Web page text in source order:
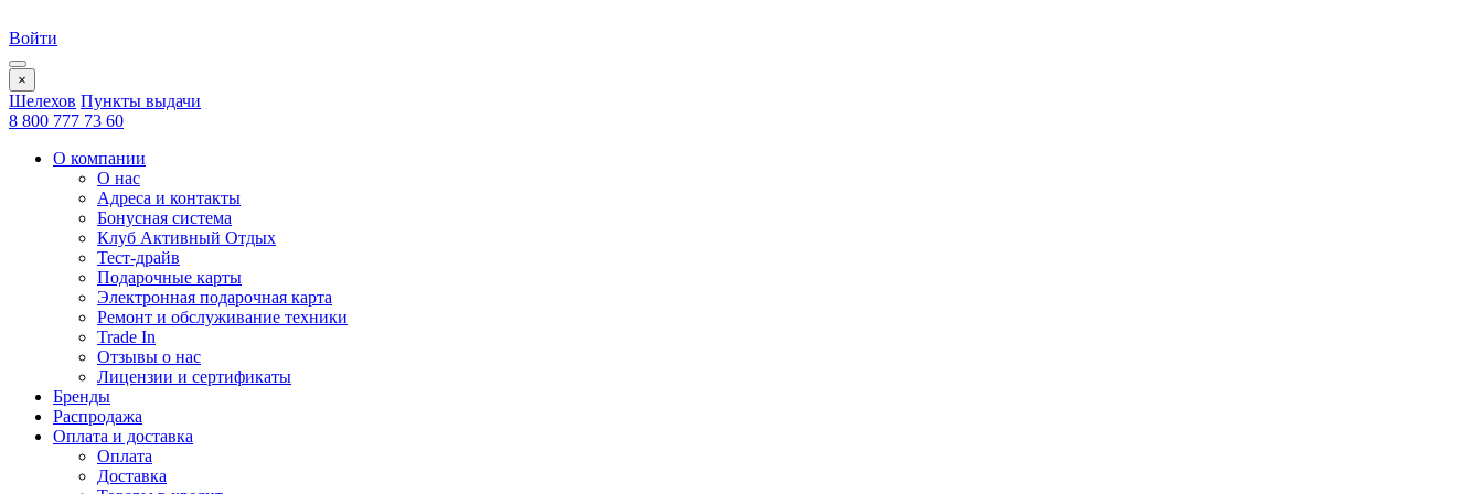
Войти
×
Шелехов Пункты выдачи
8 800 777 73 60
О компании
О нас
Адреса и контакты
Бонусная система
Клуб Активный Отдых
Тест-драйв
Подарочные карты
Электронная подарочная карта
Ремонт и обслуживание техники
Trade In
Отзывы о нас
Лицензии и сертификаты
Бренды
Распродажа
Оплата и доставка
Оплата
Доставка